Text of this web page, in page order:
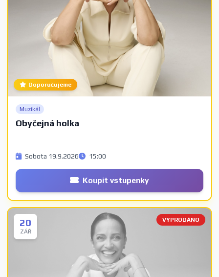
Doporučujeme
Muzikál
Obyčejná holka
Sobota 19.9.2026 15:00
Koupit vstupenky
20
ZÁŘ
VYPRODÁNO